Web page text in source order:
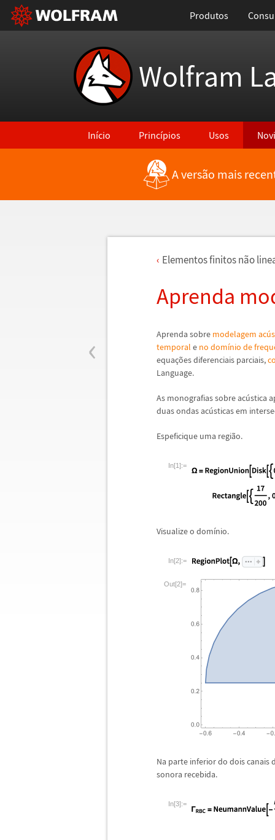
Produtos
Wolfram
Início Princípios Usos
A versão mais
‹
Elementos finitos não
Aprenda
Aprenda sobre modelagem
temporal e no domínio de
equações diferenciais parciais,
Language.
As monografias sobre acústica
duas ondas acústicas em
Espeficique uma região.
In[1]:=
Visualize o domínio.
In[2]:=
Out[2]=
Na parte inferior do dois canais
sonora recebida.
In[3]:=